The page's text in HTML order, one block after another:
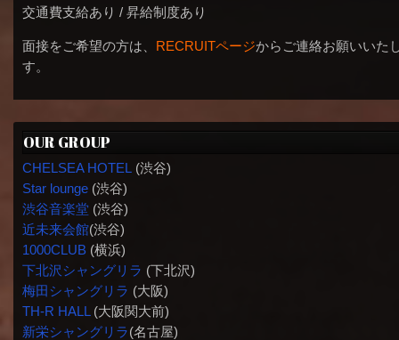
交通費支給あり / 昇給制度あり
面接をご希望の方は、 RECRUITページからご連絡お願いいた
す。
OUR GROUP
CHELSEA HOTEL (渋谷)
Star lounge(渋谷)
渋谷音楽堂(渋谷)
近未来会館(渋谷)
1000CLUB(横浜)
下北沢シャングリラ (下北沢)
梅田シャングリラ (大阪)
TH-R HALL(大阪関大前)
新栄シャングリラ(名古屋)